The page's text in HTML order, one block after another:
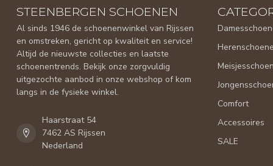
STEENBERGEN SCHOENEN
Al sinds 1946 de schoenenwinkel van Rijssen
en omstreken, gericht op kwaliteit en service!
Altijd de nieuwste collecties en laatste
schoenentrends. Bekijk onze zorgvuldig
uitgezochte aanbod in onze webshop of kom
langs in de fysieke winkel.
Haarstraat 54
7462 AS Rijssen
Nederland
Comfort
Accessoires
SALE